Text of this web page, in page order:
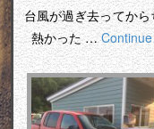
台風が過ぎ去ってか
熱かった …